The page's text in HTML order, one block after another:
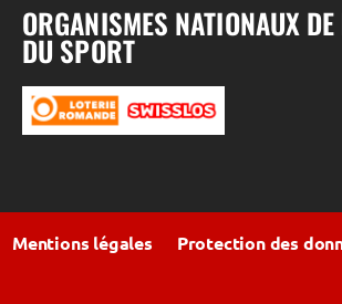
ORGANISMES NATIONAUX
DU SPORT
Mentions légales Protection des